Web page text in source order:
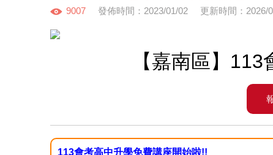
9007 發佈時間：2023/01/02 更新時間：2026/
【嘉南區】
113會考高中升學免費講座開始啦!!